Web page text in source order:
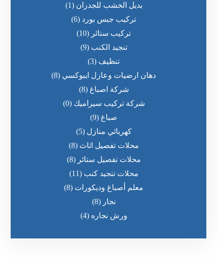
بديل الخشب للجدران (1)
تركيب جبس بورد (6)
تركيب ستائر (10)
تنجيد الكنب (9)
تنظيف (3)
دهان ارضيات وعازل ايبوكسي (8)
شركة اصباغ (8)
شركة تركيب سيراميك (0)
صباغ (9)
كهربائي منازل (5)
محلات تفصيل اثاث (8)
محلات تفصيل ستائر (8)
محلات تنجيد كنب (11)
معلم أصباغ وديكورات (8)
نجار (8)
ورش نجاره (4)